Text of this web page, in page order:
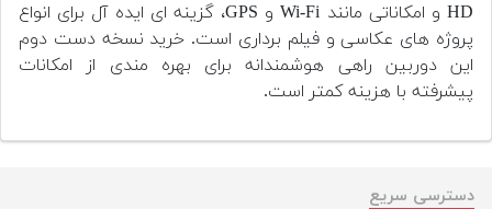
HD و امکاناتی مانند Wi-Fi و GPS، گزینه ای ایده آل برای انواع
پروژه های عکاسی و فیلم برداری است. خرید نسخه دست دوم
این دوربین راهی هوشمندانه برای بهره مندی از امکانات
پیشرفته با هزینه کمتر است.
دسترسی سریع